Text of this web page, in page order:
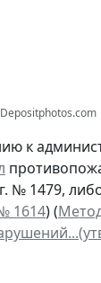
к
№ 1479,
1614) (